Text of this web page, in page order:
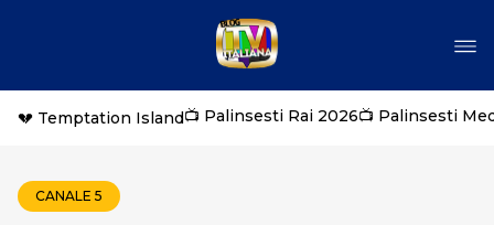
💔 Temptation Island📺 Palinsesti Rai 2026📺 Palinsesti
CANALE 5